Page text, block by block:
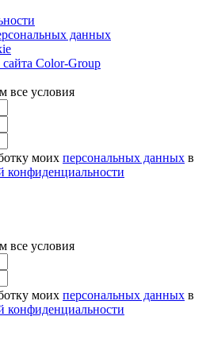
данных
Color-Group
все условия
моих персональных данных в
конфиденциальности
все условия
моих персональных данных в
конфиденциальности